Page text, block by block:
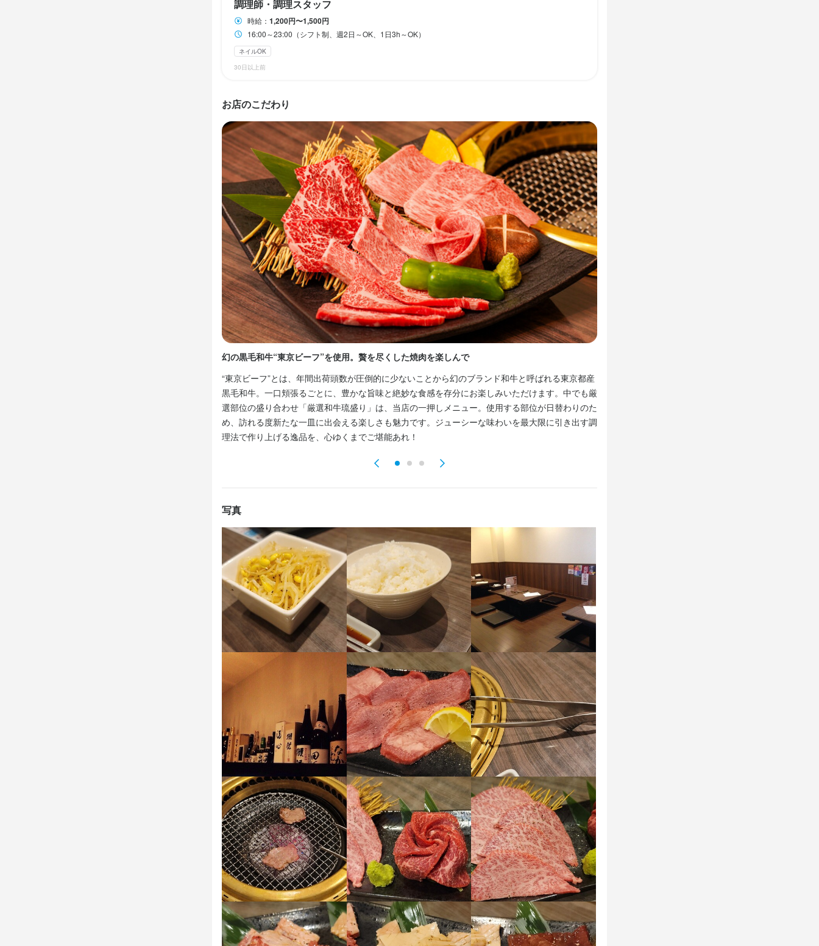
調理師・調理スタッフ
時給： 1,200円〜1,500円
16:00～23:00（シフト制、週2日～OK、1日3h～OK）
ネイルOK
30日以上前
お店のこだわり
幻の黒毛和牛“東京ビーフ”を使用。贅を尽くした焼肉を楽しんで
“東京ビーフ”とは、年間出荷頭数が圧倒的に少ないことから幻のブランド和牛と呼ばれる東京都産
黒毛和牛。一口頬張るごとに、豊かな旨味と絶妙な食感を存分にお楽しみいただけます。中でも厳
選部位の盛り合わせ「厳選和牛琉盛り」は、当店の一押しメニュー。使用する部位が日替わりのた
め、訪れる度新たな一皿に出会える楽しさも魅力です。ジューシーな味わいを最大限に引き出す調
理法で作り上げる逸品を、心ゆくまでご堪能あれ！
写真
求人を選択する
バイト ホールスタッフ 時給：1,200円〜1,500円
バイト 調理師・調理スタッフ 時給：1,200円〜1,500円
求人を選択する
バイト ホールスタッフ 時給：1,200円〜
求人を選択する
正社員 店長候補 月給：30万円〜34万円
正社員 店長候補 月給：31万円〜34万円
求人を選択する
正社員 店長候補 月給：30万円〜34万円
正社員 店長候補 月給：31万円〜34万円
ご案内、オーダー受付、ドリンク作成、配膳、接客、会計、テーブルの片付けなどのホール業務
全般をお任せします。
社員登用の際には、店長候補として、売上・コストの数値管理、シフト管理、他のスタッフへの
指導・育成などの業務もお任せします。
必須スキル・経験
コミュニケーション能力 飲食店での接客経験
求める人物像
・美味しい料理で人を喜ばせたい方
・好奇心を持って仕事に取り組める方
・誠実に仕事に取り組める方
・チームで仕事することに意欲的な方
・独立志向のある方
店名
和牛焼肉　琉
勤務地
千葉県松戸市新松戸北2-2-13
法人名・事業者名
最終更新日2026/04/27
開店前の仕込み、料理の調理、盛り付け、洗い場などの調理業務全般をお任せします。
社員登用の際には、料理長候補として、仕入れ、食材管理、メニュー開発、他の調理スタッフへ
の指導・育成などの業務もお任せします。
包丁さばき 盛り付け技術
応募資格
必須スキル・経験
コミュニケーション能力
歓迎スキル・経験
コミュニケーション能力 飲食店での調理経験
求める人物像
・美味しい料理で人を喜ばせたい方
・好奇心を持って仕事に取り組める方
・誠実に仕事に取り組める方
・独立志向のある方
勤務地
千葉県松戸市新松戸北2-2-13
連絡先
0805-013-6898
法人名・事業者名
株式会社ファーストン
最終更新日2026/04/27